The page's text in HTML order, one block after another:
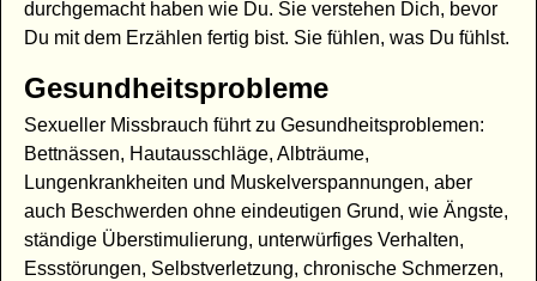
durchgemacht haben wie Du. Sie verstehen Dich, bevor
Du mit dem Erzählen fertig bist. Sie fühlen, was Du fühlst.
Gesundheitsprobleme
Sexueller Missbrauch führt zu Gesundheitsproblemen:
Bettnässen, Hautausschläge, Albträume,
Lungenkrankheiten und Muskelverspannungen, aber
auch Beschwerden ohne eindeutigen Grund, wie Ängste,
ständige Überstimulierung, unterwürfiges Verhalten,
Essstörungen, Selbstverletzung, chronische Schmerzen,